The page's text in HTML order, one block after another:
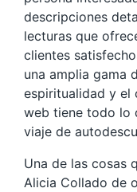
descripciones
lecturas que
clientes
una amplia gama
espiritualidad y el
web tiene todo lo
viaje de
Una de las cosas
Alicia Collado de